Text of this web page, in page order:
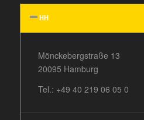
HH
Mönckebergstraße 13
20095 Hamburg
Tel.: +49 40 219 06 05 0